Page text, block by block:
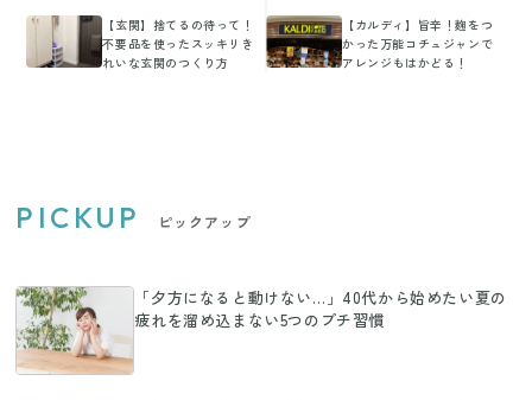
【玄関】捨てるの待って！
不要品を使ったスッキリき
れいな玄関のつくり方
【カルディ】旨辛！麹をつ
かった万能コチュジャンで
アレンジもはかどる！
PICKUP ピックアップ
「夕方になると動けない…」40代から始めたい夏の
疲れを溜め込まない5つのプチ習慣